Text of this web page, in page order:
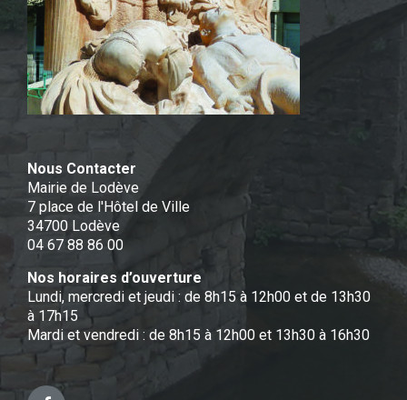
Nous Contacter
Mairie de Lodève
7 place de l'Hôtel de Ville
34700 Lodève
04 67 88 86 00
Nos horaires d’ouverture
Lundi, mercredi et jeudi : de 8h15 à 12h00 et de 13h30
à 17h15
Mardi et vendredi : de 8h15 à 12h00 et 13h30 à 16h30